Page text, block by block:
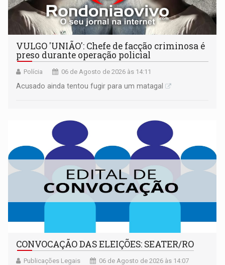
VULGO 'UNIÃO': Chefe de facção criminosa é
preso durante operação policial
Polícia 06 de Agosto de 2026 às 14:11
Acusado ainda tentou fugir para um matagal
CONVOCAÇÃO DAS ELEIÇÕES: SEATER/RO
Publicações Legais 06 de Agosto de 2026 às 14:07